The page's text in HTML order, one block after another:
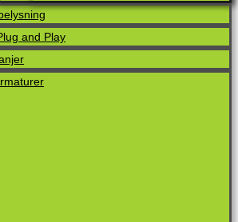
and Play